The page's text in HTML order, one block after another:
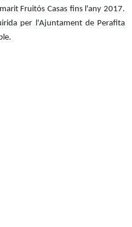
Fruitós Casas fins l'any 2017.
per l'Ajuntament de Perafita